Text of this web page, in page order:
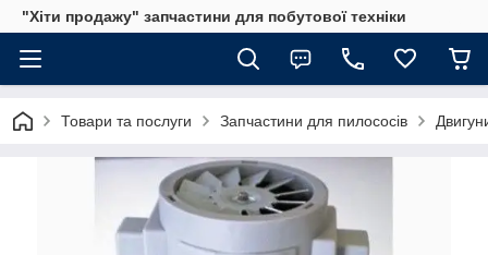
"Хіти продажу" запчастини для побутової техніки
Товари та послуги Запчастини для пилососів